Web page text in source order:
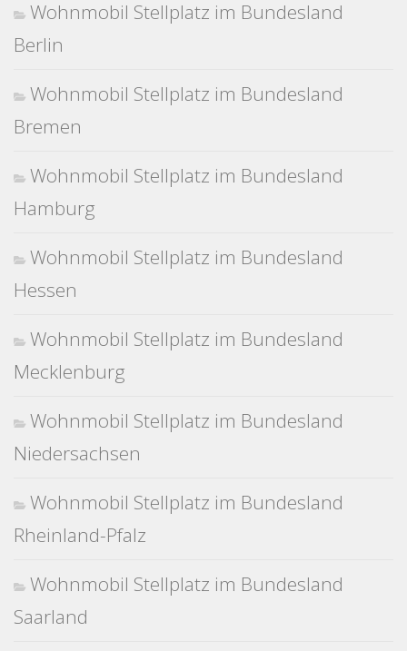
Wohnmobil Stellplatz im Bundesland
Berlin
Wohnmobil Stellplatz im Bundesland
Bremen
Wohnmobil Stellplatz im Bundesland
Hamburg
Wohnmobil Stellplatz im Bundesland
Hessen
Wohnmobil Stellplatz im Bundesland
Mecklenburg
Wohnmobil Stellplatz im Bundesland
Niedersachsen
Wohnmobil Stellplatz im Bundesland
Rheinland-Pfalz
Wohnmobil Stellplatz im Bundesland
Saarland